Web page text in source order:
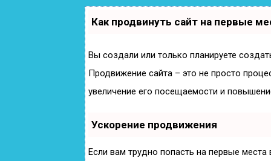
Как продвинуть сайт на первые
Вы создали или только планируете
Продвижение сайта – это не просто
увеличение его посещаемости и
Ускорение продвижения
Если вам трудно попасть на первые